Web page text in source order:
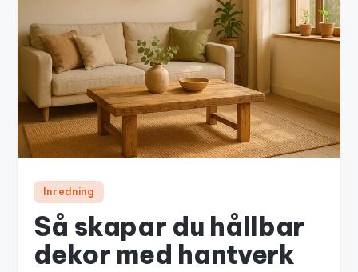
Inredning
Så skapar du hållbar
dekor med hantverk